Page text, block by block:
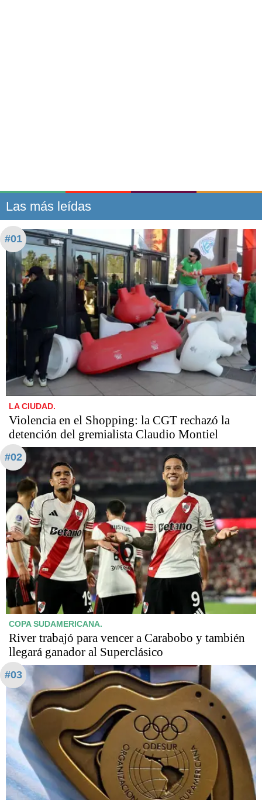
Las más leídas
#01
LA CIUDAD.
Violencia en el Shopping: la CGT rechazó la
detención del gremialista Claudio Montiel
#02
COPA SUDAMERICANA.
River trabajó para vencer a Carabobo y también
llegará ganador al Superclásico
#03